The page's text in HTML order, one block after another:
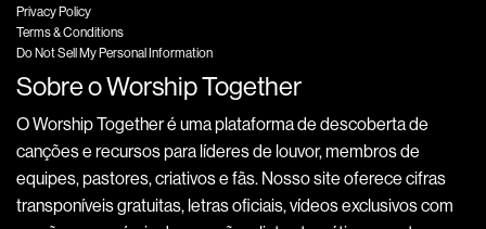
Privacy Policy
Terms & Conditions
Do Not Sell My Personal Information
Sobre o Worship Together
O Worship Together é uma plataforma de descoberta de
canções e recursos para líderes de louvor, membros de
equipes, pastores, criativos e fãs. Nosso site oferece cifras
transponíveis gratuitas, letras oficiais, vídeos exclusivos com